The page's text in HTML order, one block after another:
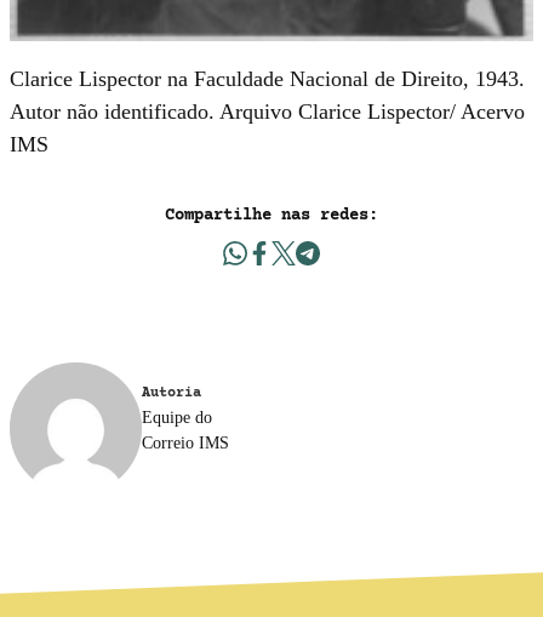
Clarice Lispector na Faculdade Nacional de Direito, 1943.
Autor não identificado. Arquivo Clarice Lispector/ Acervo
IMS
Compartilhe nas redes:
Autoria
Equipe do
Correio IMS